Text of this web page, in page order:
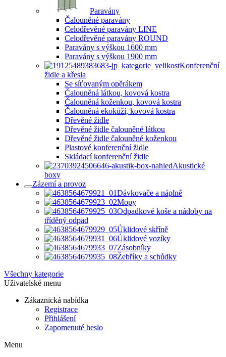
Paravány
Čalouněné paravány
Celodřevěné paravány LINE
Celodřevěné paravány ROUND
Paravány s výškou 1600 mm
Paravány s výškou 1900 mm
Konferenční
židle a křesla
Se síťovaným opěrákem
Čalouněná látkou, kovová kostra
Čalouněná koženkou, kovová kostra
Čalouněná ekokůží, kovová kostra
Dřevěné židle
Dřevěné židle čalouněné látkou
Dřevěné židle čalouněné koženkou
Plastové konferenční židle
Skládací konferenční židle
Akustické
boxy
Zázemí a provoz
Dávkovače a náplně
Mopy
Odpadkové koše a nádoby na
tříděný odpad
Úklidové skříně
Úklidové vozíky
Zásobníky
Žebříky a schůdky
Všechny kategorie
Uživatelské menu
Zákaznická nabídka
Registrace
Přihlášení
Zapomenuté heslo
Menu